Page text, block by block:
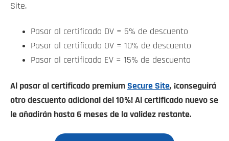
Site.
Pasar al certificado DV = 5% de descuento
Pasar al certificado OV = 10% de descuento
Pasar al certificado EV = 15% de descuento
Al pasar al certificado premium Secure Site, ¡conseguirá
otro descuento adicional del 10%! Al certificado nuevo se
le añadirán hasta 6 meses de la validez restante.